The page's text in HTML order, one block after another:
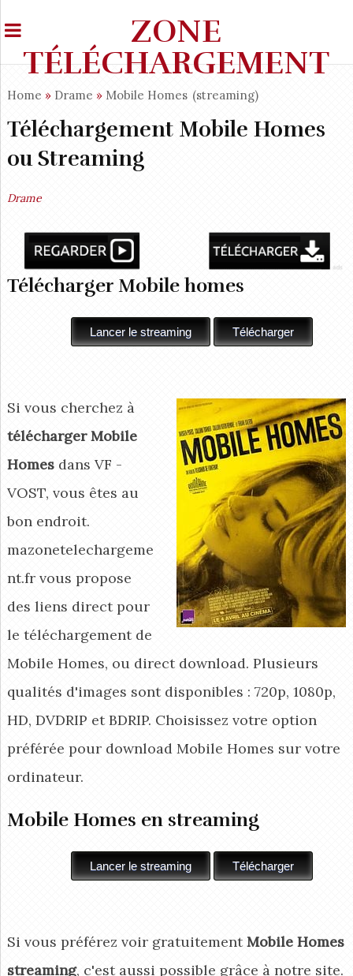
ZONE
TÉLÉCHARGEMENT
Home » Drame » Mobile Homes (streaming)
Téléchargement Mobile Homes
ou Streaming
Drame
Télécharger Mobile homes
Si vous cherchez à
télécharger Mobile
Homesdans VF -
VOST, vous êtes au
bon endroit.
mazonetelechargeme
nt.fr vous propose
des liens direct pour
le téléchargement de
Mobile Homes, ou direct download. Plusieurs
qualités d'images sont disponibles : 720p, 1080p,
HD, DVDRIP et BDRIP. Choisissez votre option
préférée pour download Mobile Homes sur votre
ordinateur.
Mobile Homes en streaming
Si vous préférez voir gratuitementMobile Homes
streaming, c'est aussi possible grâce à notre site.